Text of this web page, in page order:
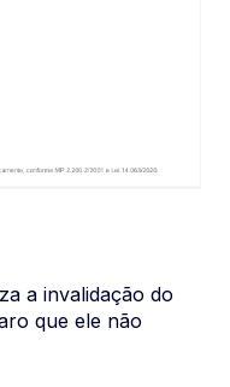
a invalidação do
que ele não